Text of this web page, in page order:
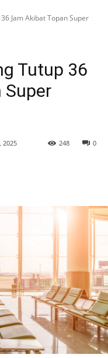
Jam Akibat Topan Super
Tutup 36
2025 0
248